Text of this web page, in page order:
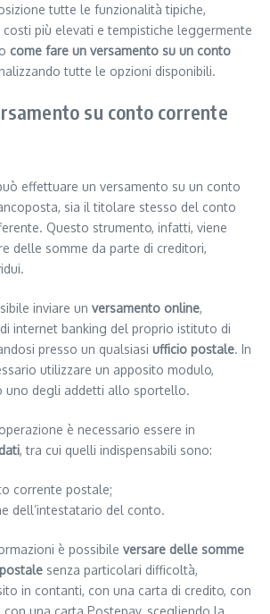
tutte le funzionalità tipiche,
costi più elevati e tempistiche leggermente
come fare un versamento su un conto
tutte le opzioni disponibili.
su conto corrente
effettuare un versamento su un conto
sia il titolare stesso del conto
Questo strumento, infatti, viene
delle somme da parte di creditori,
inviare un versamento online,
internet banking del proprio istituto di
presso un qualsiasi ufficio postale. In
utilizzare un apposito modulo,
uno degli addetti allo sportello.
è necessario essere in
, tra cui quelli indispensabili sono:
corrente postale;
dell’intestatario del conto.
è possibile versare delle somme
senza particolari difficoltà,
in contanti, con una carta di credito, con
una carta Postepay, scegliendo la